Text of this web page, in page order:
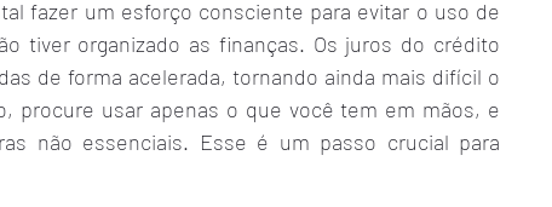
fazer um esforço consciente para evitar o uso de
tiver organizado as finanças. Os juros do crédito
de forma acelerada, tornando ainda mais difícil o
procure usar apenas o que você tem em mãos, e
não essenciais. Esse é um passo crucial para